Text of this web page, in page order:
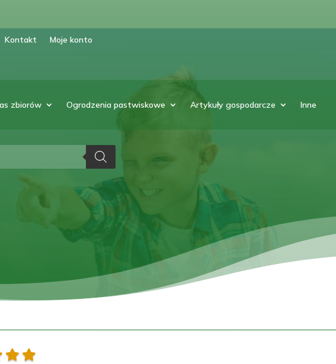
Kontakt Moje konto
zbiorów Ogrodzenia pastwiskowe Artykuły gospodarcze Inne
 